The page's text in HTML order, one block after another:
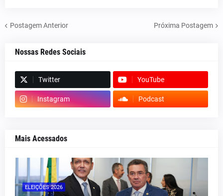
Postagem Anterior Próxima Postagem
Nossas Redes Sociais
Twitter YouTube
Instagram Podcast
Mais Acessados
ELEIÇÕES 2026